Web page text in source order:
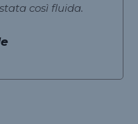
così fluida.